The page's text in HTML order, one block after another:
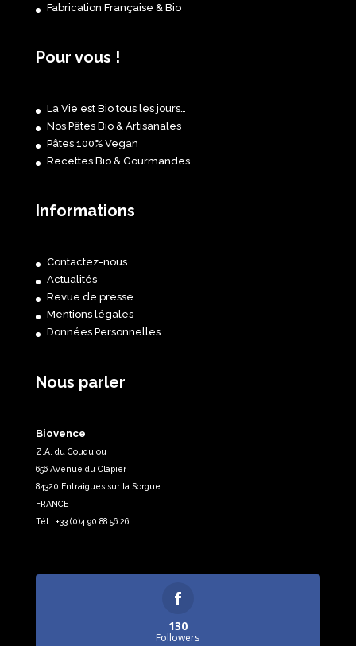
Fabrication Française & Bio
Pour vous !
La Vie est Bio tous les jours…
Nos Pâtes Bio & Artisanales
Pâtes 100% Vegan
Recettes Bio & Gourmandes
Informations
Contactez-nous
Actualités
Revue de presse
Mentions légales
Données Personnelles
Nous parler
Biovence
Z.A. du Couquiou
656 Avenue du Clapier
84320 Entraigues sur la Sorgue
FRANCE
Tél.: +33 (0)4 90 88 56 26
130
Followers